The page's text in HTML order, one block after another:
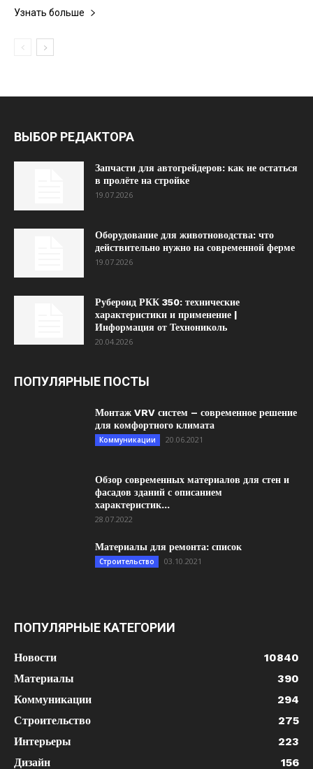
Узнать больше
ВЫБОР РЕДАКТОРА
Запчасти для автогрейдеров: как не остаться
в пролёте на стройке
19.07.2026
Оборудование для животноводства: что
действительно нужно на современной ферме
19.07.2026
Рубероид РКК 350: технические
характеристики и применение |
Информация от Технониколь
20.04.2026
ПОПУЛЯРНЫЕ ПОСТЫ
Монтаж VRV систем – современное решение
для комфортного климата
Коммуникации 20.06.2021
Обзор современных материалов для стен и
фасадов зданий с описанием
характеристик...
28.07.2022
Материалы для ремонта: список
Строительство 03.10.2021
ПОПУЛЯРНЫЕ КАТЕГОРИИ
Новости
10840
Материалы
390
Коммуникации
294
Строительство
275
Интерьеры
223
Дизайн
156